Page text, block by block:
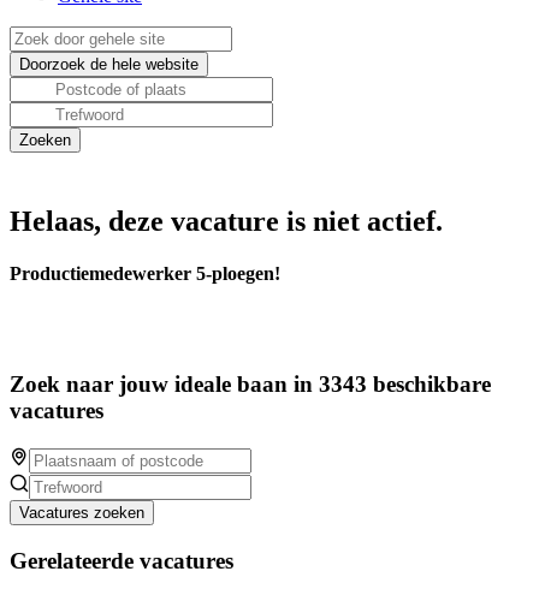
Helaas, deze vacature is niet actief.
Productiemedewerker 5-ploegen!
Zoek naar jouw ideale baan in 3343 beschikbare
vacatures
Vacatures zoeken
Gerelateerde vacatures